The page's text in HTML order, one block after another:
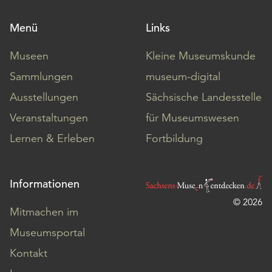
Sie
die
verwendeten
Cookies
anpassen,
erreichen
die
Einstellungen
Schaltfläche
„Auswählen“.
Weitere
Informationen
finden
Sie
in
Menü
Museen
Sammlungen
Ausstellungen
Veranstaltungen
Lernen & Erleben
Links
Kleine Museumskunde
museum-digital
Sächsische Landesstelle
für Museumswesen
Fortbildung
Informationen
Mitmachen im
Museumsportal
Kontakt
© 2026